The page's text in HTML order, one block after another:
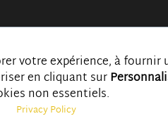
votre expérience, à
en cliquant sur
non essentiels.
Privacy Policy